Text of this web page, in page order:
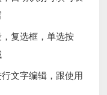
复选框，单选按
文字编辑，跟使用